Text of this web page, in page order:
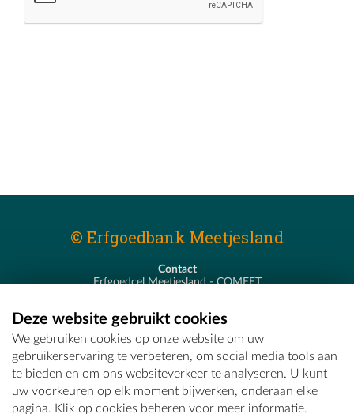
© Erfgoedbank Meetjesland
Contact
Erfgoedcel Meetjesland - COMEET
T - 09 373 75 96
E -erfgoedcel@comeet.be
Deze website gebruikt cookies
We gebruiken cookies op onze website om uw
gebruikerservaring te verbeteren, om social media tools aan
te bieden en om ons websiteverkeer te analyseren. U kunt
uw voorkeuren op elk moment bijwerken, onderaan elke
pagina. Klik op cookies beheren voor meer informatie.